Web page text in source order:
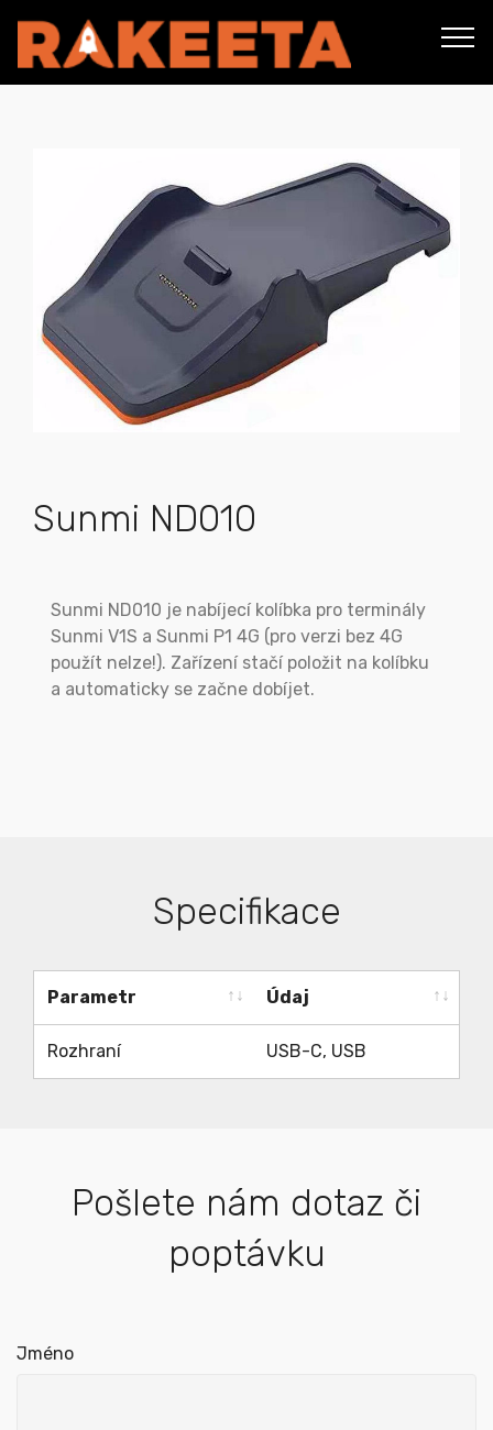
Sunmi ND010
Sunmi ND010 je nabíjecí kolíbka pro terminály
Sunmi V1S a Sunmi P1 4G (pro verzi bez 4G
použít nelze!). Zařízení stačí položit na kolíbku
a automaticky se začne dobíjet.
Specifikace
Parametr
Údaj
Rozhraní USB-C, USB
Pošlete nám dotaz či
poptávku
Jméno